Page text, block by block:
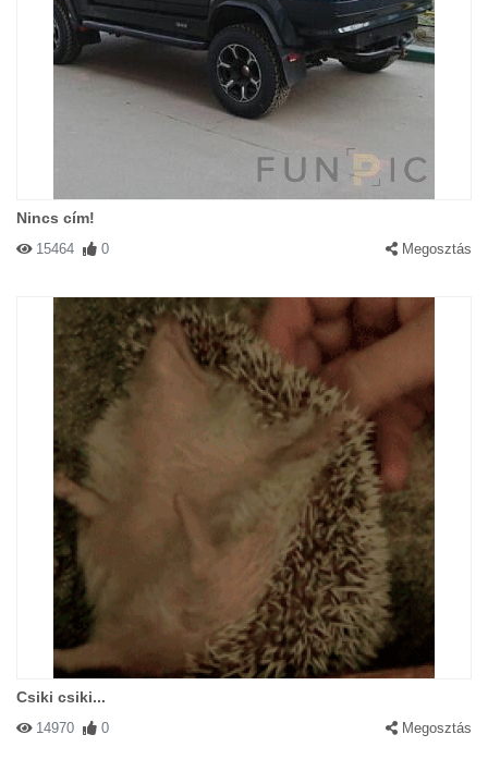
Nincs cím!
15464 0 Megosztás
Csiki csiki...
14970 0 Megosztás